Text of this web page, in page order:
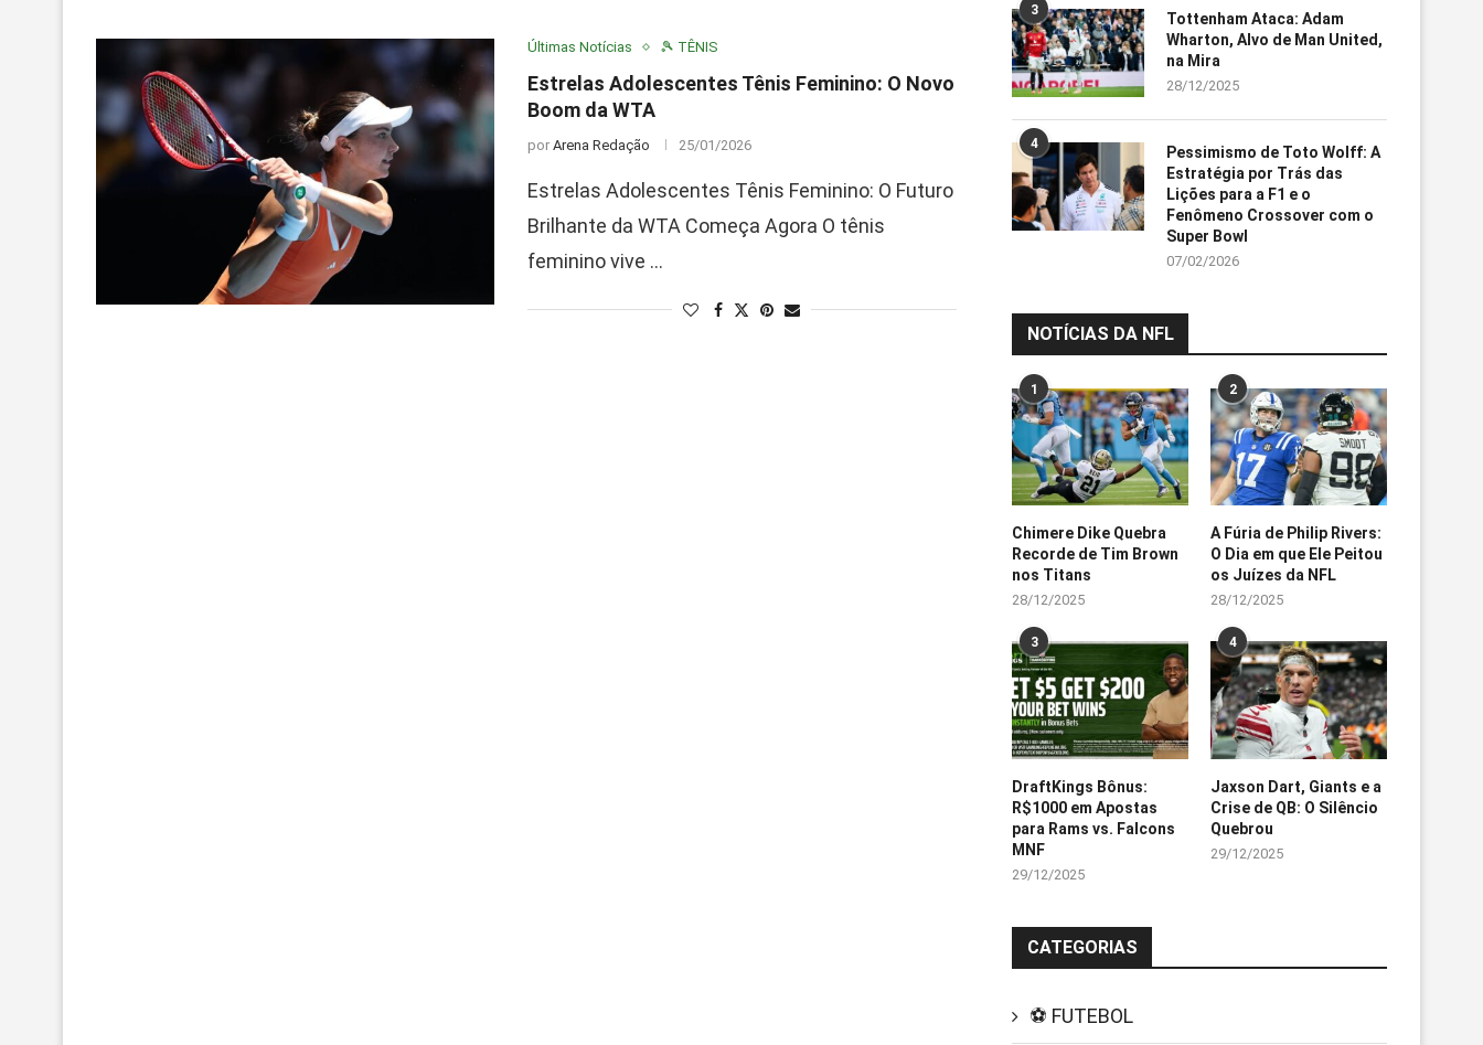
Últimas Notícias 🎾 TÊNIS
Estrelas Adolescentes Tênis Feminino: O Novo
Boom da WTA
por Arena Redação 25/01/2026
Estrelas Adolescentes Tênis Feminino: O Futuro
Brilhante da WTA Começa Agora O tênis
feminino vive …
3
Tottenham Ataca: Adam
Wharton, Alvo de Man United,
na Mira
28/12/2025
4
Pessimismo de Toto Wolff: A
Estratégia por Trás das
Lições para a F1 e o
Fenômeno Crossover com o
Super Bowl
07/02/2026
NOTÍCIAS DA NFL
1
Chimere Dike Quebra
Recorde de Tim Brown
nos Titans
28/12/2025
2
A Fúria de Philip Rivers:
O Dia em que Ele Peitou
os Juízes da NFL
28/12/2025
3
DraftKings Bônus:
R$1000 em Apostas
para Rams vs. Falcons
MNF
29/12/2025
4
Jaxson Dart, Giants e a
Crise de QB: O Silêncio
Quebrou
29/12/2025
CATEGORIAS
⚽ FUTEBOL